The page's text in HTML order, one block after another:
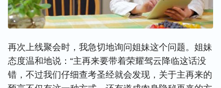
再次上线聚会时，我急切地询问姐妹这个问题。姐妹
态度温和地说：“主再来要带着荣耀驾云降临这话没
错，不过我们仔细查考圣经就会发现，关于主再来的